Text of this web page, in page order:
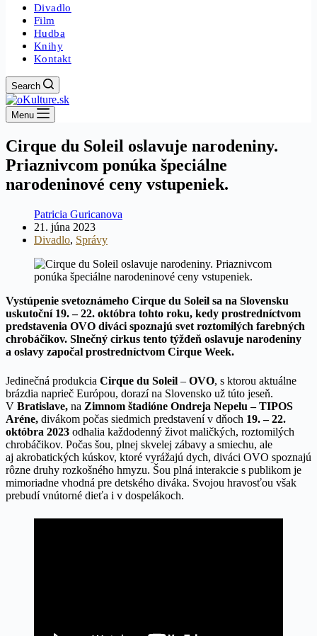
Divadlo
Film
Hudba
Knihy
Kontakt
Search
Menu
Cirque du Soleil oslavuje narodeniny.
Priaznivcom ponúka špeciálne
narodeninové ceny vstupeniek.
Patricia Guricanova
21. júna 2023
Divadlo, Správy
Vystúpenie svetoznámeho Cirque du Soleil sa na Slovensku
uskutoční 19. – 22. októbra tohto roku, kedy prostredníctvom
predstavenia OVO diváci spoznajú svet roztomilých farebných
chrobáčikov. Slnečný cirkus tento týždeň oslavuje narodeniny
a oslavy započal prostredníctvom Cirque Week.
Jedinečná produkcia Cirque du Soleil – OVO, s ktorou aktuálne
brázdia naprieč Európou, dorazí na Slovensko už túto jeseň.
V Bratislave, na Zimnom štadióne Ondreja Nepelu – TIPOS
Aréne, divákom počas siedmich predstavení v dňoch 19. – 22.
októbra 2023 odhalia každodenný život maličkých, roztomilých
chrobáčikov. Počas šou, plnej skvelej zábavy a smiechu, ale
aj akrobatických kúskov, ktoré vyrážajú dych, diváci OVO spoznajú
rôzne druhy rozkošného hmyzu. Šou plná interakcie s publikom je
mimoriadne vhodná pre detského diváka. Svojou hravosťou však
prebudí vnútorné dieťa i v dospelákoch.